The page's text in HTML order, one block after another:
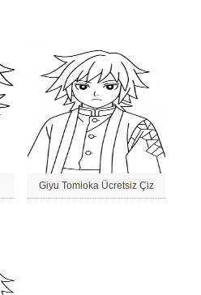
Giyu Tomioka Ücretsiz Çiz